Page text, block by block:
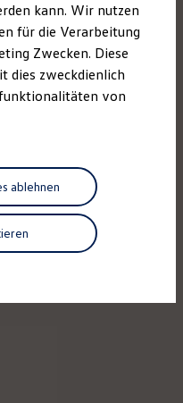
kann. Wir nutzen
für die Verarbeitung
Zwecken. Diese
dies zweckdienlich
von
ablehnen